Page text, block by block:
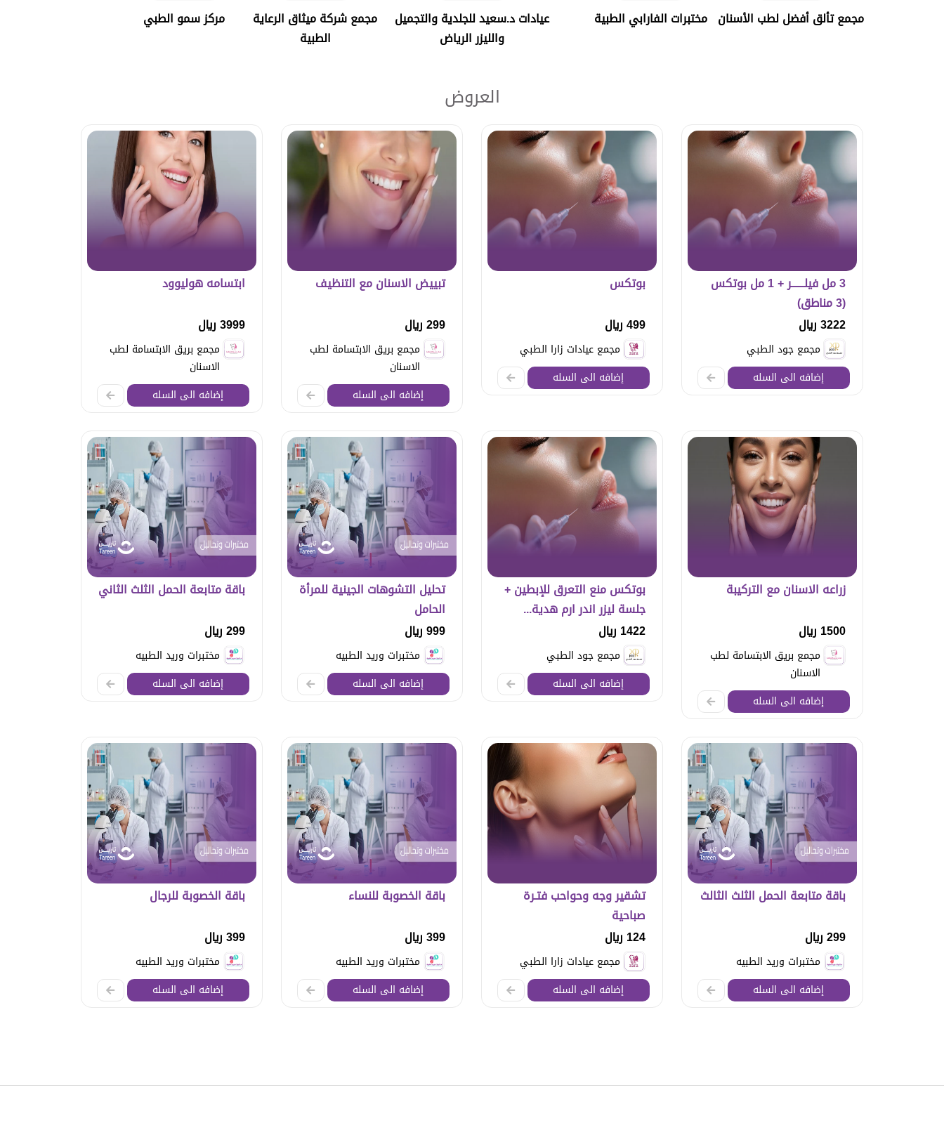
مركز سمو الطبي
مجمع شركة ميثاق الرعاية
الطبية
عيادات د.سعيد للجلدية والتجميل
والليزر الرياض
مختبرات الفارابي الطبية مجمع تألق أفضل لطب الأسنان
العروض
3 مل فيلــــــر + 1 مل بوتكس
(3 مناطق)
3222 ريال
مجمع جود الطبي
إضافه الى السله
بوتكس
499 ريال
مجمع عيادات زارا الطبي
إضافه الى السله
تبييض الاسنان مع التنظيف
299 ريال
مجمع بريق الابتسامة لطب
الاسنان
إضافه الى السله
ابتسامه هوليوود
3999 ريال
مجمع بريق الابتسامة لطب
الاسنان
إضافه الى السله
زراعه الاسنان مع التركيبة
1500 ريال
مجمع بريق الابتسامة لطب
الاسنان
إضافه الى السله
بوتكس منع التعرق للإبطين +
جلسة ليزر اندر ارم هدية...
1422 ريال
مجمع جود الطبي
إضافه الى السله
تحليل التشوهات الجينية للمرأة
الحامل
999 ريال
مختبرات وريد الطبيه
إضافه الى السله
باقة متابعة الحمل الثلث الثاني
299 ريال
مختبرات وريد الطبيه
إضافه الى السله
باقة متابعة الحمل الثلث الثالث
299 ريال
مختبرات وريد الطبيه
إضافه الى السله
تشقير وجه وحواحب فتـرة
صباحية
124 ريال
مجمع عيادات زارا الطبي
إضافه الى السله
باقة الخصوبة للنساء
399 ريال
مختبرات وريد الطبيه
إضافه الى السله
باقة الخصوبة للرجال
399 ريال
مختبرات وريد الطبيه
إضافه الى السله